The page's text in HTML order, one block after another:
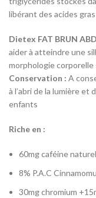
libérant des acides
Dietex FAT BRUN
aider à atteindre une
morphologie corporelle
Conservation : A
à l’abri de la lumière et
enfants
Riche en :
60mg caféine
8% P.A.C
30mg chromium